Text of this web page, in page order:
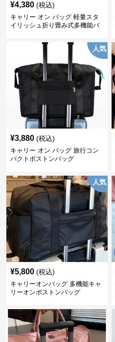
¥4,380 (税込)
キャリー オン バッグ 軽量スタ
イリッシュ折り畳み式多機能バ
人気
¥3,880 (税込)
キャリー オン バッグ 旅行コン
パクトボストンバッグ
人気
¥5,800 (税込)
キャリーオンバッグ 多機能キャ
リーオンボストンバッグ